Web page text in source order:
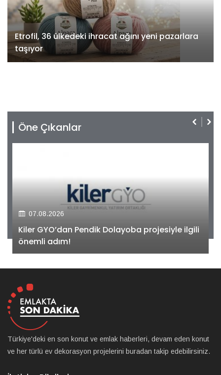
Etrofil, 36 ülkedeki ihracat ağını yeni pazarlara
taşıyor
Öne Çıkanlar
07.08.2026
Kiler GYO’dan Pendik Dolayoba projesiyle ilgili
önemli adım!
Türkiye'deki en son konut ve emlak haberleri, devam eden konut
ve her türlü ev dekorasyon projelerini buradan takip edebilirsiniz.